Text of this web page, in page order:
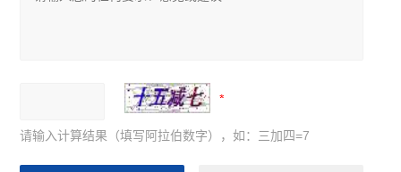
请输入计算结果（填写阿拉伯数字），如：三加四=7